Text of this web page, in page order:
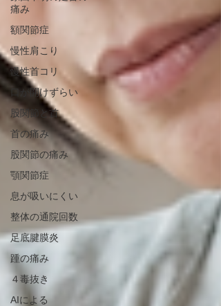
痛み
額関節症
慢性肩こり
慢性首コリ
口が開けずらい
股関節と首
首の痛み
股関節の痛み
顎関節症
息が吸いにくい
整体の通院回数
足底腱膜炎
踵の痛み
４毒抜き
AIによる